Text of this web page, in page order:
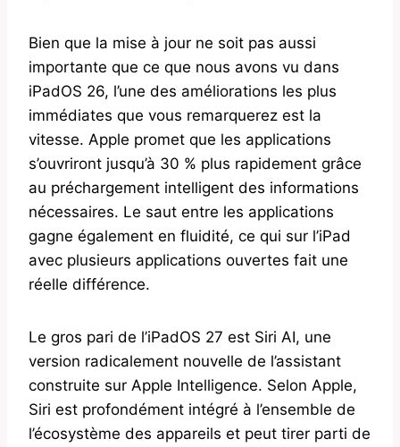
Bien que la mise à jour ne soit pas aussi
importante que ce que nous avons vu dans
iPadOS 26, l’une des améliorations les plus
immédiates que vous remarquerez est la
vitesse. Apple promet que les applications
s’ouvriront jusqu’à 30 % plus rapidement grâce
au préchargement intelligent des informations
nécessaires. Le saut entre les applications
gagne également en fluidité, ce qui sur l’iPad
avec plusieurs applications ouvertes fait une
réelle différence.
Le gros pari de l’iPadOS 27 est Siri AI, une
version radicalement nouvelle de l’assistant
construite sur Apple Intelligence. Selon Apple,
Siri est profondément intégré à l’ensemble de
l’écosystème des appareils et peut tirer parti de